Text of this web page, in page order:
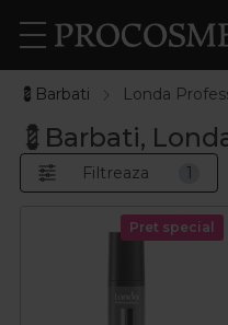
💈Barbati Londa
💈Barbati,
Filtreaza 1
Pret special